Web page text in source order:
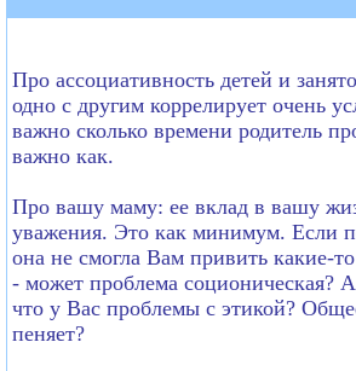
Про ассоциативность детей и
одно с другим коррелирует очень
важно сколько времени родитель
важно как.
Про вашу маму: ее вклад в вашу
уважения. Это как минимум. Если
она не смогла Вам привить какие-
- может проблема соционическая?
что у Вас проблемы с этикой?
пеняет?